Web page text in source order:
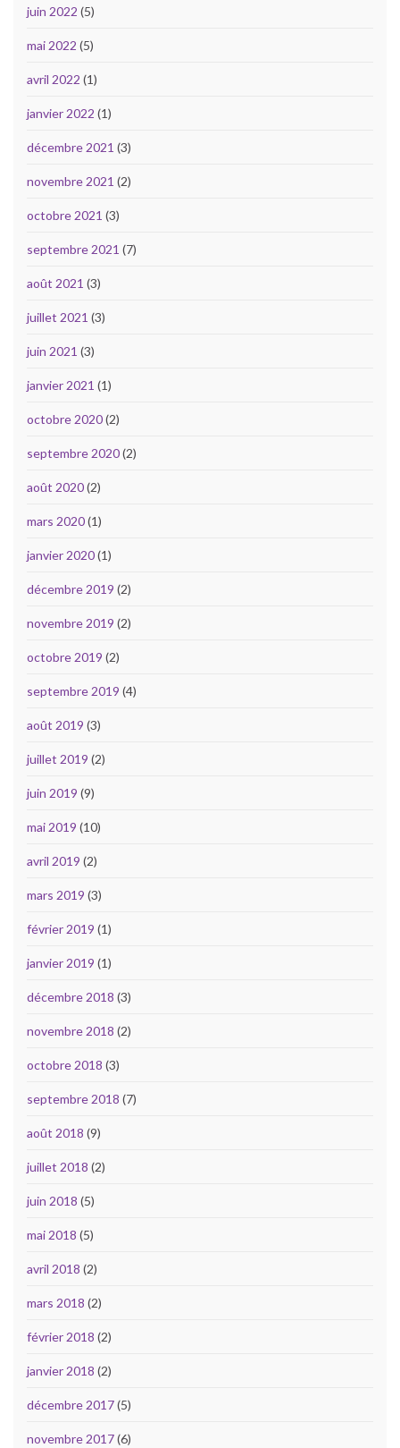
juin 2022 (5)
mai 2022 (5)
avril 2022 (1)
janvier 2022 (1)
décembre 2021 (3)
novembre 2021 (2)
octobre 2021 (3)
septembre 2021 (7)
août 2021 (3)
juillet 2021 (3)
juin 2021 (3)
janvier 2021 (1)
octobre 2020(2)
septembre 2020(2)
août 2020(2)
mars 2020(1)
janvier 2020(1)
décembre 2019 (2)
novembre 2019 (2)
octobre 2019 (2)
septembre 2019 (4)
août 2019 (3)
juillet 2019 (2)
juin 2019 (9)
mai 2019 (10)
avril 2019 (2)
mars 2019 (3)
février 2019 (1)
janvier 2019 (1)
décembre 2018 (3)
novembre 2018 (2)
octobre 2018 (3)
septembre 2018 (7)
août 2018 (9)
juillet 2018 (2)
juin 2018 (5)
mai 2018 (5)
avril 2018 (2)
mars 2018 (2)
février 2018 (2)
janvier 2018 (2)
décembre 2017(5)
novembre 2017(6)